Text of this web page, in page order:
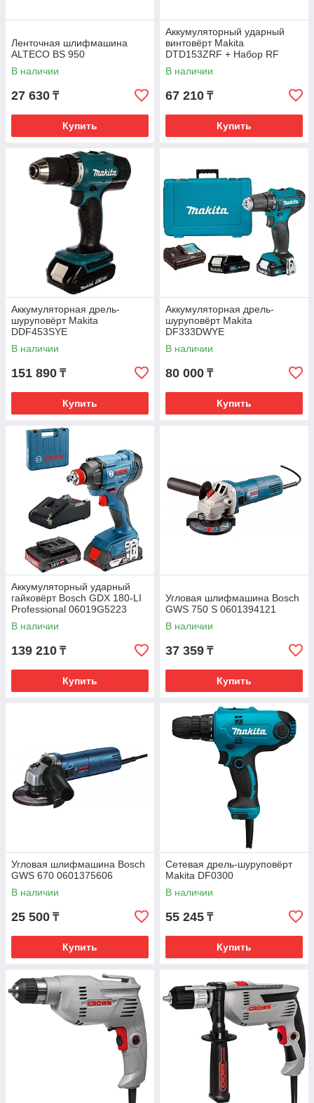
Ленточная шлифмашина
ALTECO BS 950
В наличии
27 630 ₸
Купить
Аккумуляторный ударный
винтовёрт Makita
DTD153ZRF + Набор RF
191A25-2
В наличии
67 210 ₸
Купить
Аккумуляторная дрель-
шуруповёрт Makita
DDF453SYE
В наличии
151 890 ₸
Купить
Аккумуляторная дрель-
шуруповёрт Makita
DF333DWYE
В наличии
80 000 ₸
Купить
Аккумуляторный ударный
гайковёрт Bosch GDX 180-LI
Professional 06019G5223
В наличии
139 210 ₸
Купить
Угловая шлифмашина Bosch
GWS 750 S 0601394121
В наличии
37 359 ₸
Купить
Угловая шлифмашина Bosch
GWS 670 0601375606
В наличии
25 500 ₸
Купить
Сетевая дрель-шуруповёрт
Makita DF0300
В наличии
55 245 ₸
Купить